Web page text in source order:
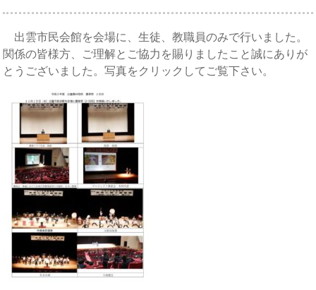
出雲市民会館を会場に、生徒、教職員のみで行いました。
関係の皆様方、ご理解とご協力を賜りましたこと誠にありが
とうございました。写真をクリックしてご覧下さい。